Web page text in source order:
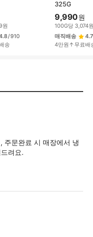
원
/910
송
325G
9,990원
100G당 3,074
매직배송
4.7
4만원↑무료배
주문완료 시 매장에서 냉
려요.